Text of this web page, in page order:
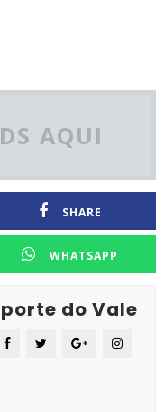
AQUI
SHARE
WHATSAPP
do Vale